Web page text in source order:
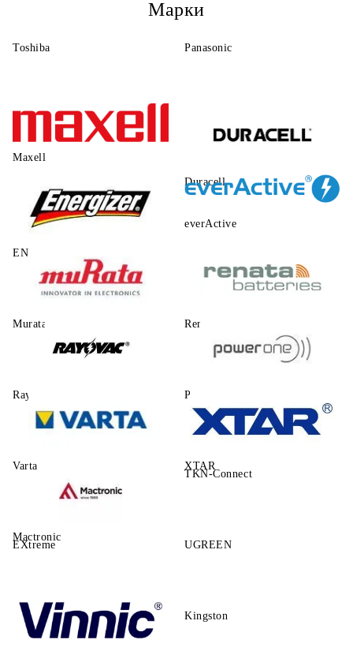
Марки
Toshiba Panasonic
Maxell
Duracell
ENERGIZER
everActive
Murata Renata
Rayovac Power One
Varta XTAR
Mactronic
TKN-Connect
EXtreme UGREEN
Kingston